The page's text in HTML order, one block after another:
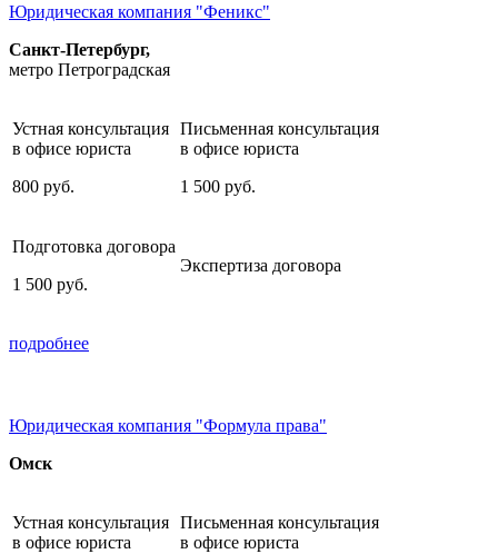
Юридическая компания "Феникс"
Санкт-Петербург,
метро Петроградская
Устная консультация
в офисе юриста
800 руб.
Письменная консультация
в офисе юриста
1 500 руб.
Подготовка договора
1 500 руб.
Экспертиза договора
подробнее
Юридическая компания "Формула права"
Омск
Устная консультация
в офисе юриста
Письменная консультация
в офисе юриста